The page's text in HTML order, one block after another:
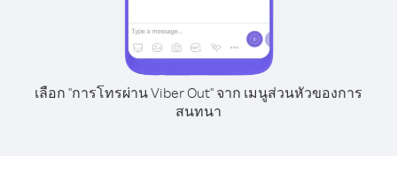
เลือก "การโทรผ่าน Viber Out" จาก เมนูส่วนหัวของการ
สนทนา